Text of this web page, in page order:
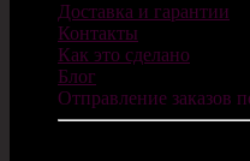
Доставка и гарантии
Контакты
Как это сделано
Блог
Отправление заказов